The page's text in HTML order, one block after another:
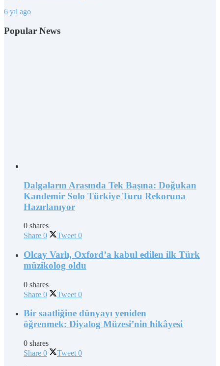
6 yıl ago
Popular News
Dalgaların Arasında Tek Başına: Doğukan
Kandemir Solo Türkiye Turu Rekoruna
Hazırlanıyor
0 shares
Share 0 Tweet 0
Olcay Varlı, Oxford’a kabul edilen ilk Türk
müzikolog oldu
0 shares
Share 0 Tweet 0
Bir saatliğine dünyayı yeniden
öğrenmek: Diyalog Müzesi’nin hikâyesi
0 shares
Share 0 Tweet 0